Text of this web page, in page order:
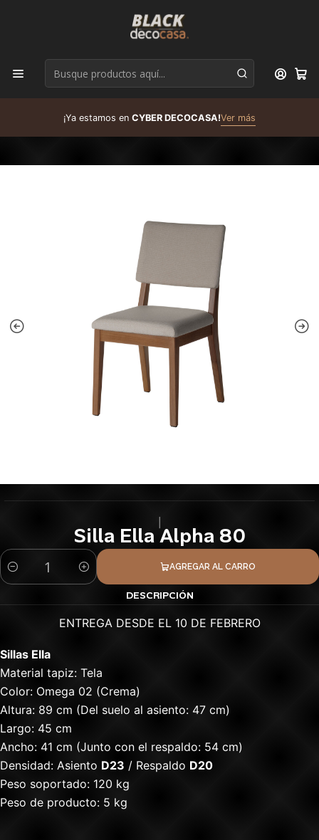
¡Ya estamos en CYBER DECOCASA!Ver más
Silla Ella Alpha 80
Cantidad
AGREGAR AL CARRO
DESCRIPCIÓN
ENTREGA DESDE EL 10 DE FEBRERO
Sillas Ella
Material tapiz: Tela
Color: Omega 02 (Crema)
Altura: 89 cm (Del suelo al asiento: 47 cm)
Largo: 45 cm
Ancho: 41 cm (Junto con el respaldo: 54 cm)
Densidad: Asiento D23 / Respaldo D20
Peso soportado: 120 kg
Peso de producto: 5 kg